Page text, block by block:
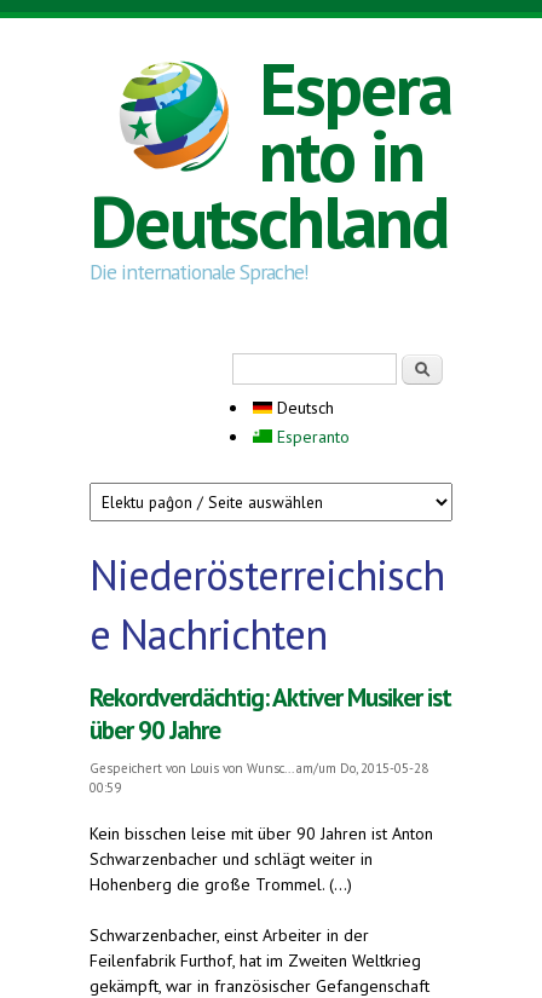
Direkt zum Inhalt
Espera
nto in
Deutschland
Die internationale Sprache!
Deutsch
Esperanto
Niederösterreichisch
e Nachrichten
Rekordverdächtig: Aktiver Musiker ist
über 90 Jahre
Gespeichert von Louis von Wunsc...
am/um Do, 2015-05-28
00:59
Kein bisschen leise mit über 90 Jahren ist Anton
Schwarzenbacher und schlägt weiter in
Hohenberg die große Trommel. (...)
Schwarzenbacher, einst Arbeiter in der
Feilenfabrik Furthof, hat im Zweiten Weltkrieg
gekämpft, war in französischer Gefangenschaft